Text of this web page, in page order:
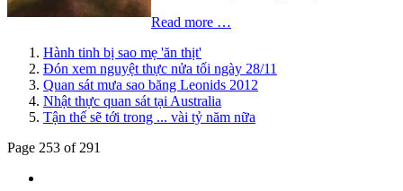
Read more …
Hành tinh bị sao mẹ 'ăn thịt'
Đón xem nguyệt thực nửa tối ngày 28/11
Quan sát mưa sao băng Leonids 2012
Nhật thực quan sát tại Australia
Tận thế sẽ tới trong ... vài tỷ năm nữa
Page 253 of 291